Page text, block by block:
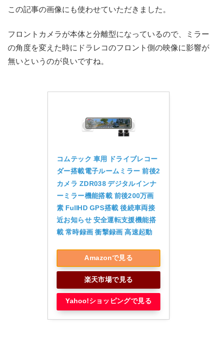
この記事の画像にも使わせていただきました。
フロントカメラが本体と分離型になっているので、ミラー
の角度を変えた時にドラレコのフロント側の映像に影響が
無いというのが良いですね。
コムテック 車用 ドライブレコー
ダー搭載電子ルームミラー 前後2
カメラ ZDR038 デジタルインナ
ーミラー機能搭載 前後200万画
素 FullHD GPS搭載 後続車両接
近お知らせ 安全運転支援機能搭
載 常時録画 衝撃録画 高速起動
Amazonで見る
楽天市場で見る
Yahoo!ショッピングで見る